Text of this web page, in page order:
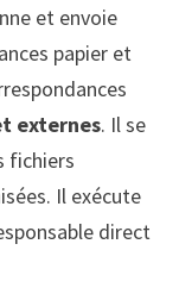
et envoie
papier et
externes. Il se
fichiers
Il exécute
direct